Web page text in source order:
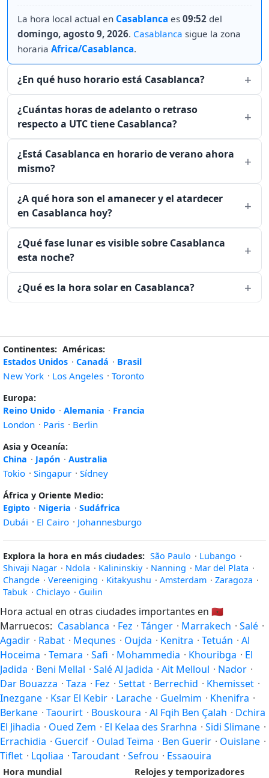
La hora local actual en Casablanca es 09:52 del
domingo, agosto 9, 2026. Casablanca sigue la zona
horaria Africa/Casablanca.
¿En qué huso horario está Casablanca?
¿Cuántas horas de adelanto o retraso
respecto a UTC tiene Casablanca?
¿Está Casablanca en horario de verano ahora
mismo?
¿A qué hora son el amanecer y el atardecer
en Casablanca hoy?
¿Qué fase lunar es visible sobre Casablanca
esta noche?
¿Qué es la hora solar en Casablanca?
Continentes: Américas:
Estados Unidos · Canadá · Brasil
New York · Los Angeles · Toronto
Europa:
Reino Unido · Alemania · Francia
London · Paris · Berlin
Asia y Oceanía:
China · Japón · Australia
Tokio · Singapur · Sídney
África y Oriente Medio:
Egipto · Nigeria · Sudáfrica
Dubái · El Cairo · Johannesburgo
Explora la hora en más ciudades: São Paulo · Lubango ·
Shivaji Nagar · Ndola · Kalininskiy · Nanning · Mar del Plata ·
Changde · Vereeniging · Kitakyushu · Amsterdam · Zaragoza ·
Tabuk · Chiclayo · Guilin
Hora actual en otras ciudades importantes en 🇲🇦
Marruecos: Casablanca · Fez · Tánger · Marrakech · Salé ·
Agadir · Rabat · Mequnes · Oujda · Kenitra · Tetuán · Al
Hoceima · Temara · Safi · Mohammedia · Khouribga · El
Jadida · Beni Mellal · Salé Al Jadida · Ait Melloul · Nador ·
Dar Bouazza · Taza · Fez · Settat · Berrechid · Khemisset ·
Inezgane · Ksar El Kebir · Larache · Guelmim · Khenifra ·
Berkane · Taourirt · Bouskoura · Al Fqih Ben Çalah · Dchira
El Jihadia · Oued Zem · El Kelaa des Srarhna · Sidi Slimane ·
Errachidia · Guercif · Oulad Teïma · Ben Guerir · Ouislane ·
Tiflet · Lqoliaa · Taroudant · Sefrou · Essaouira
Hora mundial
Relojes y temporizadores